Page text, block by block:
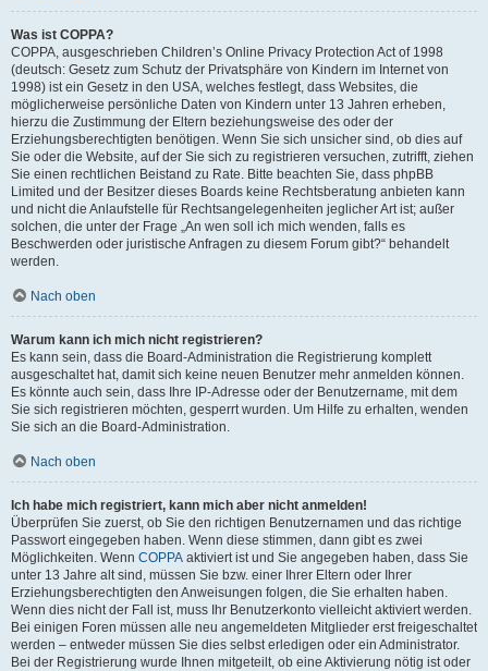
Was ist COPPA?
COPPA, ausgeschrieben Children’s Online Privacy Protection Act of 1998
(deutsch: Gesetz zum Schutz der Privatsphäre von Kindern im Internet von
1998) ist ein Gesetz in den USA, welches festlegt, dass Websites, die
möglicherweise persönliche Daten von Kindern unter 13 Jahren erheben,
hierzu die Zustimmung der Eltern beziehungsweise des oder der
Erziehungsberechtigten benötigen. Wenn Sie sich unsicher sind, ob dies auf
Sie oder die Website, auf der Sie sich zu registrieren versuchen, zutrifft, ziehen
Sie einen rechtlichen Beistand zu Rate. Bitte beachten Sie, dass phpBB
Limited und der Besitzer dieses Boards keine Rechtsberatung anbieten kann
und nicht die Anlaufstelle für Rechtsangelegenheiten jeglicher Art ist; außer
solchen, die unter der Frage „An wen soll ich mich wenden, falls es
Beschwerden oder juristische Anfragen zu diesem Forum gibt?“ behandelt
werden.
Nach oben
Warum kann ich mich nicht registrieren?
Es kann sein, dass die Board-Administration die Registrierung komplett
ausgeschaltet hat, damit sich keine neuen Benutzer mehr anmelden können.
Es könnte auch sein, dass Ihre IP-Adresse oder der Benutzername, mit dem
Sie sich registrieren möchten, gesperrt wurden. Um Hilfe zu erhalten, wenden
Sie sich an die Board-Administration.
Nach oben
Ich habe mich registriert, kann mich aber nicht anmelden!
Überprüfen Sie zuerst, ob Sie den richtigen Benutzernamen und das richtige
Passwort eingegeben haben. Wenn diese stimmen, dann gibt es zwei
Möglichkeiten. Wenn COPPA aktiviert ist und Sie angegeben haben, dass Sie
unter 13 Jahre alt sind, müssen Sie bzw. einer Ihrer Eltern oder Ihrer
Erziehungsberechtigten den Anweisungen folgen, die Sie erhalten haben.
Wenn dies nicht der Fall ist, muss Ihr Benutzerkonto vielleicht aktiviert werden.
Bei einigen Foren müssen alle neu angemeldeten Mitglieder erst freigeschaltet
werden – entweder müssen Sie dies selbst erledigen oder ein Administrator.
Bei der Registrierung wurde Ihnen mitgeteilt, ob eine Aktivierung nötig ist oder